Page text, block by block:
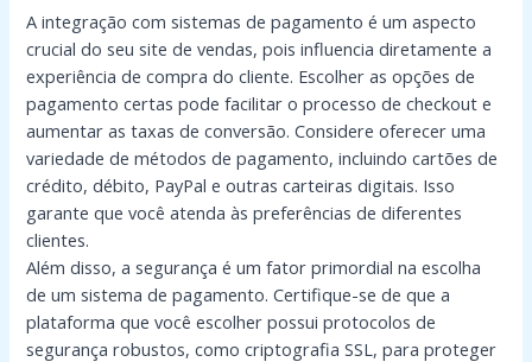
A integração com sistemas de pagamento é um aspecto
crucial do seu site de vendas, pois influencia diretamente a
experiência de compra do cliente. Escolher as opções de
pagamento certas pode facilitar o processo de checkout e
aumentar as taxas de conversão. Considere oferecer uma
variedade de métodos de pagamento, incluindo cartões de
crédito, débito, PayPal e outras carteiras digitais. Isso
garante que você atenda às preferências de diferentes
clientes.
Além disso, a segurança é um fator primordial na escolha
de um sistema de pagamento. Certifique-se de que a
plataforma que você escolher possui protocolos de
segurança robustos, como criptografia SSL, para proteger